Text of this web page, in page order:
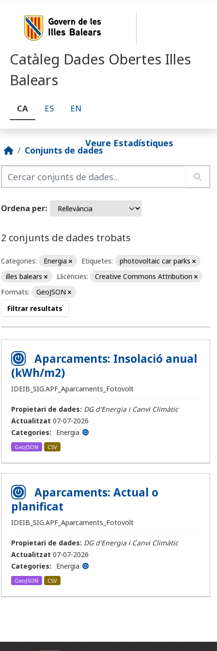
Catàleg Dades Obertes Illes
Balears
CA ES EN
Veure Estadístiques
Conjunts de dades
Ordena per
2 conjunts de dades trobats
Categories: Energia Etiquetes:
photovoltaic car parks
illes balears
Llicències:
Creative Commons Attribution
Formats:
GeoJSON
Filtrar resultats
Aparcaments: Insolació anual
(kWh/m2)
IDEIB_SIG.APF_Aparcaments_Fotovolt
Propietari de dades: DG d'Energia i Canvi Climàtic
Actualitzat 07-07-2026
Categories:
Energia
GeoJSON CSV
Aparcaments: Actual o
planificat
IDEIB_SIG.APF_Aparcaments_Fotovolt
Propietari de dades: DG d'Energia i Canvi Climàtic
Actualitzat 07-07-2026
Categories:
Energia
GeoJSON CSV